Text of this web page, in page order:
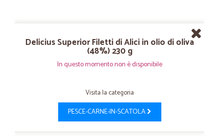
Delicius Superior Filetti di Alici in olio di oliva
(48%) 230 g
In questo momento non è disponibile
Visita la categoria
PESCE-CARNE-IN-SCATOLA